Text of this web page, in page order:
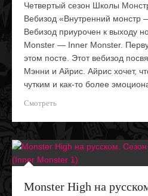
Четвертый сезон Школы
Вебизод «Внутренний монстр
Вебизод приурочен к выходу
Monster — Inner Monster.
этом посте. Этот вебизод
Мэнни и Айрис. Айрис хочет,
чутким и как-то более
Смотреть
Monster High на